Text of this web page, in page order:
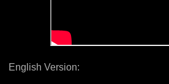
English Version: